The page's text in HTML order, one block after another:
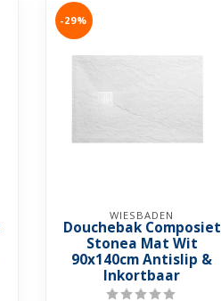
-29%
WIESBADEN
Douchebak Composiet
Stonea Mat Wit
90x140cm Antislip &
Inkortbaar